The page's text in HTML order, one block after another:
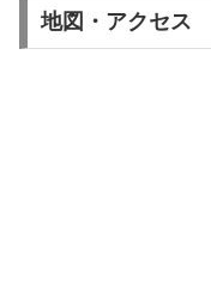
地図・アクセス